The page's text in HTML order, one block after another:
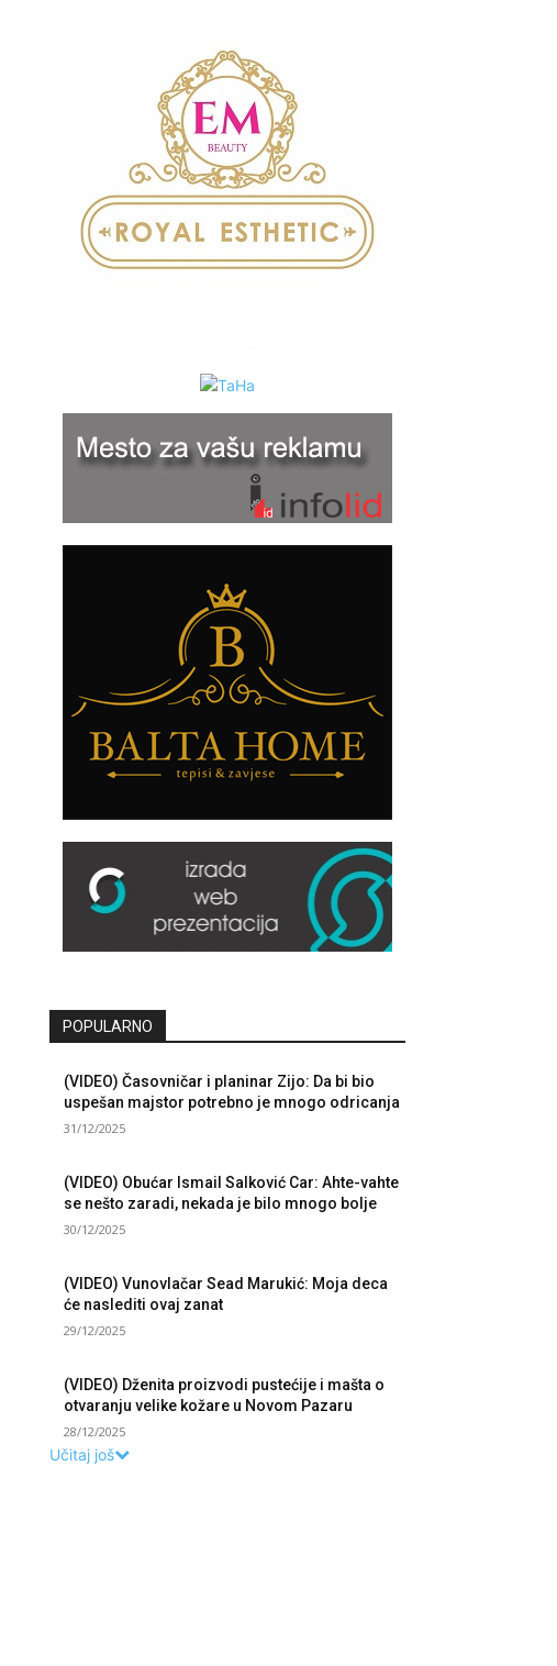
POPULARNO
(VIDEO) Časovničar i planinar Zijo: Da bi bio
uspešan majstor potrebno je mnogo odricanja
31/12/2025
(VIDEO) Obućar Ismail Salković Car: Ahte-vahte
se nešto zaradi, nekada je bilo mnogo bolje
30/12/2025
(VIDEO) Vunovlačar Sead Marukić: Moja deca
će naslediti ovaj zanat
29/12/2025
(VIDEO) Dženita proizvodi pustećije i mašta o
otvaranju velike kožare u Novom Pazaru
28/12/2025
Učitaj još